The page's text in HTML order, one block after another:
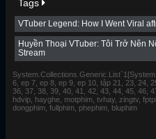
Tags
VTuber Legend: How I Went Viral
Huyền Thoại VTuber: Tôi Trở Nên
Stream
6, ep 7, ep 8, ep 9, ep 10, tập 21, 23, 24,
36, 37, 38, 39, 40, 41, 42, 43, 44, 45, 46,
hdvip, hayghe, motphim, tvhay, zingtv,
dongphim, fullphim, phephim, bluphim